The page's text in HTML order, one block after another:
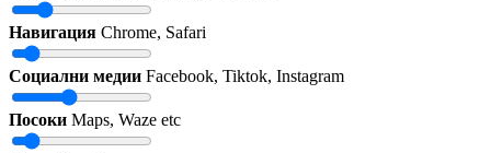
Навигация Chrome, Safari
Социални медии Facebook, Tiktok, Instagram
Посоки Maps, Waze etc